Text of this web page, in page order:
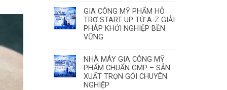
GIA CÔNG MỸ PHẨM HỖ
TRỢ START UP TỪ A-Z GIẢI
PHÁP KHỞI NGHIỆP BỀN
VỮNG
NHÀ MÁY GIA CÔNG MỸ
PHẨM CHUẨN GMP – SẢN
XUẤT TRỌN GÓI CHUYÊN
NGHIỆP